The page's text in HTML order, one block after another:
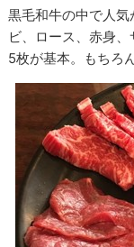
黒毛和牛の中で人
ビ、ロース、赤身
5枚が基本。もちろ